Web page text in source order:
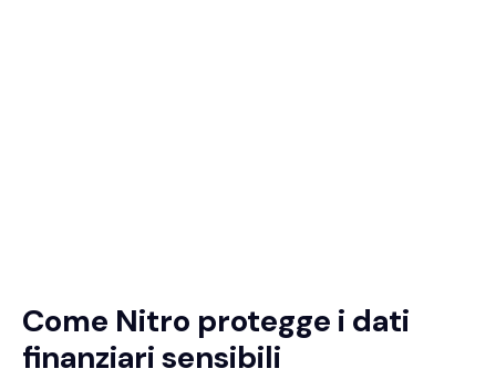
Come Nitro protegge i dati
finanziari sensibili